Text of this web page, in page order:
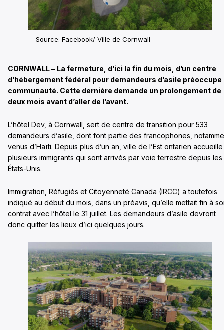
Source: Facebook/ Ville de Cornwall
CORNWALL – La fermeture, d’ici la fin du mois, d’un centre
d’hébergement fédéral pour demandeurs d’asile préoccupe
communauté. Cette dernière demande un prolongement de
deux mois avant d’aller de l’avant.
L’hôtel Dev, à Cornwall, sert de centre de transition pour 533
demandeurs d’asile, dont font partie des francophones,
venus d’Haïti. Depuis plus d’un an, ville de l’Est ontarien accueille
plusieurs immigrants qui sont arrivés par voie terrestre depuis les
États-Unis.
Immigration, Réfugiés et Citoyenneté Canada (IRCC) a toutefois
indiqué au début du mois, dans un préavis, qu’elle mettait fin à
contrat avec l’hôtel le 31 juillet. Les demandeurs d’asile devront
donc quitter les lieux d’ici quelques jours.